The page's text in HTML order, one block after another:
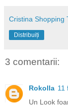
Cristina Shopping
Distribuiți
3 comentarii:
Rokolla 11
Un Look